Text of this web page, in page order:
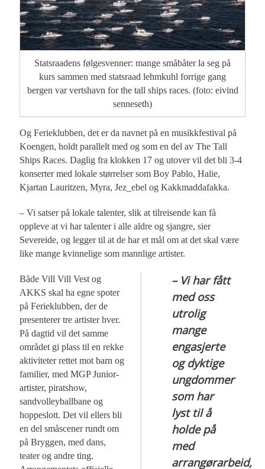
Statsraadens følgesvenner: mange småbåter la seg på
kurs sammen med statsraad lehmkuhl forrige gang
bergen var vertshavn for the tall ships races. (foto: eivind
senneseth)
Og Ferieklubben, det er da navnet på en musikkfestival på
Koengen, holdt parallelt med og som en del av The Tall
Ships Races. Daglig fra klokken 17 og utover vil det bli 3-4
konserter med lokale størrelser som Boy Pablo, Halie,
Kjartan Lauritzen, Myra, Jez_ebel og Kakkmaddafakka.
– Vi satser på lokale talenter, slik at tilreisende kan få
oppleve at vi har talenter i alle aldre og sjangre, sier
Severeide, og legger til at de har et mål om at det skal være
like mange kvinnelige som mannlige artister.
– Vi har fått
med oss
utrolig
mange
engasjerte
og dyktige
ungdommer
som har
lyst til å
holde på
med
arrangørarbeid,
Både Vill Vill Vest og
AKKS skal ha egne spoter
på Ferieklubben, der de
presenterer tre artister hver.
På dagtid vil det samme
området gi plass til en rekke
aktiviteter rettet mot barn og
familier, med MGP Junior-
artister, piratshow,
sandvolleyballbane og
hoppeslott. Det vil ellers bli
en del småscener rundt om
på Bryggen, med dans,
teater og andre ting.